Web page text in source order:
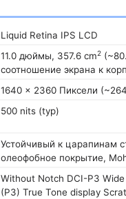
Liquid Retina IPS LCD
11.0 дюймы, 357.6 cm2
соотношение экрана к
1640 x 2360 Пиксели
500 nits (typ)
Устойчивый к царапинам
олеофобное покрытие,
Without Notch DCI-P3
(P3) True Tone display